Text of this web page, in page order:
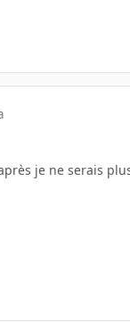
je ne serais